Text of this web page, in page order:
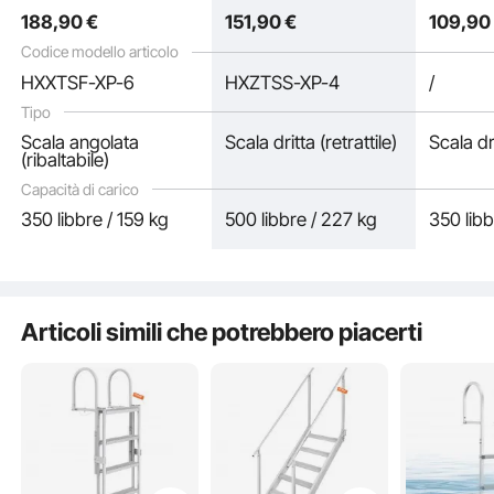
Elevata capacità carico
Codice modello articolo
Tipo
Capacità di carico
Imbarcazioni
Sollevante
Pontone
188,90€ 151,90€ 109,90
HXXTSF-XP-6 HXZTSS-XP-4 /
Scala angolata
(ribaltabile)
Scala dritta (retrattile) Scala
350 libbre / 159 kg 500 libbre / 227 kg 350
Articoli simili che potrebbero piacerti